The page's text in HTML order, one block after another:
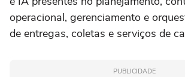
operacional, gerenciamento e
de entregas, coletas e serviços de
PUBLICIDADE